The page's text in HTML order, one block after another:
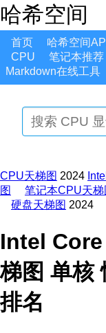
哈希空间
首页 哈希空间
CPU
笔记本推荐
Markdown在线工具
CPU天梯图 2024
图
笔记本CPU天梯
硬盘天梯图 2024
Intel
梯图 单核
排名